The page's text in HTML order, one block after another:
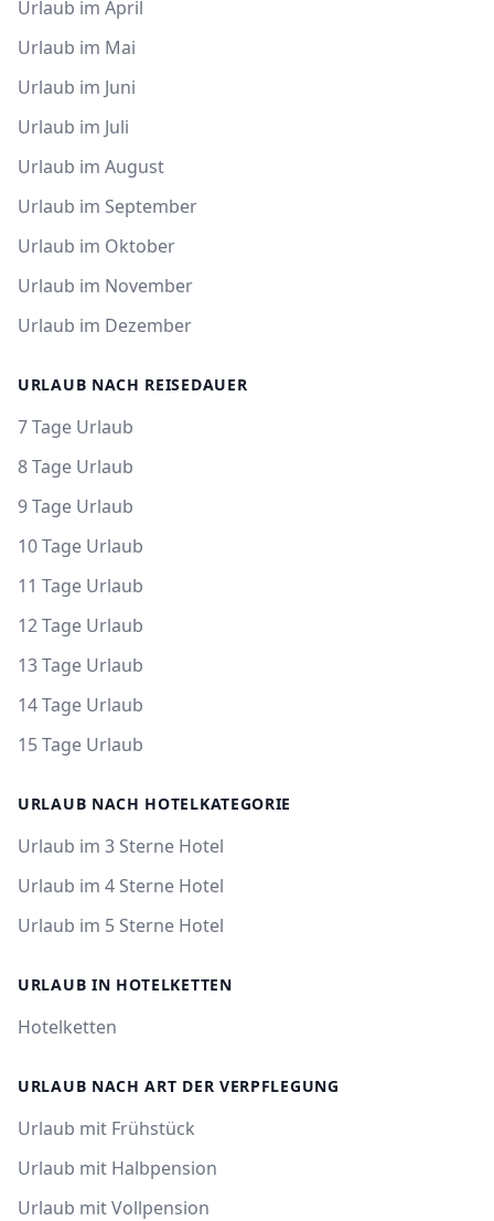
Urlaub im April
Urlaub im Mai
Urlaub im Juni
Urlaub im Juli
Urlaub im August
Urlaub im September
Urlaub im Oktober
Urlaub im November
Urlaub im Dezember
URLAUB NACH REISEDAUER
7 Tage Urlaub
8 Tage Urlaub
9 Tage Urlaub
10 Tage Urlaub
11 Tage Urlaub
12 Tage Urlaub
13 Tage Urlaub
14 Tage Urlaub
15 Tage Urlaub
URLAUB NACH HOTELKATEGORIE
Urlaub im 3 Sterne Hotel
Urlaub im 4 Sterne Hotel
Urlaub im 5 Sterne Hotel
URLAUB IN HOTELKETTEN
Hotelketten
URLAUB NACH ART DER VERPFLEGUNG
Urlaub mit Frühstück
Urlaub mit Halbpension
Urlaub mit Vollpension